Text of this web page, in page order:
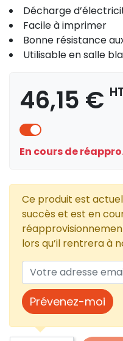
Décharge
Facile à imprimer
Bonne résistance
Utilisable en salle
46,15 €
En cours de
Ce produit est
succès et est en
lors qu’il rentrera à
Prévenez-moi